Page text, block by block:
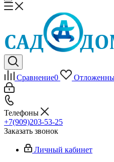
Сравнение0
Телефоны
+7(909)203-53-25
Заказать звонок
Личный кабинет